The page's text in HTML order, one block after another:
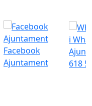
Facebook
Ajuntament
i
618